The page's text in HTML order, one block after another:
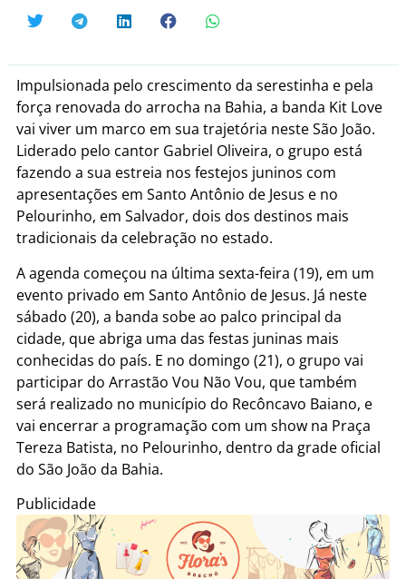
Impulsionada pelo crescimento da serestinha e pela
força renovada do arrocha na Bahia, a banda Kit Love
vai viver um marco em sua trajetória neste São João.
Liderado pelo cantor Gabriel Oliveira, o grupo está
fazendo a sua estreia nos festejos juninos com
apresentações em Santo Antônio de Jesus e no
Pelourinho, em Salvador, dois dos destinos mais
tradicionais da celebração no estado.
A agenda começou na última sexta-feira (19), em um
evento privado em Santo Antônio de Jesus. Já neste
sábado (20), a banda sobe ao palco principal da
cidade, que abriga uma das festas juninas mais
conhecidas do país. E no domingo (21), o grupo vai
participar do Arrastão Vou Não Vou, que também
será realizado no município do Recôncavo Baiano, e
vai encerrar a programação com um show na Praça
Tereza Batista, no Pelourinho, dentro da grade oficial
do São João da Bahia.
Publicidade